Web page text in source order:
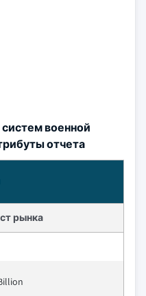
военной
отчета
рынка